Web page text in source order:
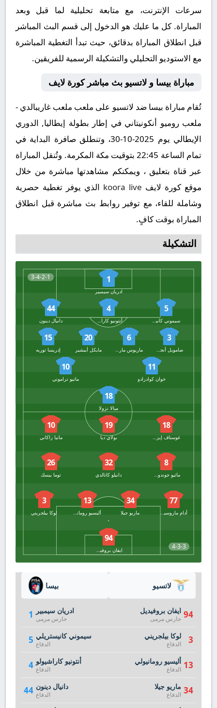
سرعات الإنترنت، مع متابعة تحليلية لما قبل وبعد
المباراة. كل ما عليك هو الدخول إلى قسم البث المباشر
قبل انطلاق المباراة بدقائق، حيث تبدأ التغطية المباشرة
مع الاستوديو التحليلي والتشكيلة الرسمية للفريقين.
مباراة بيسا و لاتسيو بث مباشر كورة لايف
تُقام مباراة بيسا ضد لاتسيو على ملعب ملعب غاريبالدي -
ملعب روميو أنكونيتاني في إطار بطولة إيطاليا, الدوري
الإيطالي يوم 2025-10-30، وتنطلق صافرة البداية في
تمام الساعة 22:45 بتوقيت مكة المكرمة. وتُنقل المباراة
عبر قناة بتعليق ، ويمكنكم مشاهدتها مباشرة من خلال
موقع كورة لايف koora live الذي يوفر تغطية حصرية
وشاملة للقاء، مع توفير روابط بث مباشرة قبل انطلاق
المباراة بوقت كافٍ.
التشكيلة
3-4-2-1 1
ادريان سيمبير
5
سيموني كانيستريلي
4
أنتونيو كاراشيولو
44
دانيال دينون
3
صامويل أنجوري
6
ماريوس مارين
20
مايكل أيبشير
15
إدريسا توريه
11
خوان كوادرادو
10
ماتيو تراموني
18
مبالا نزولا
4-3-3
18
غوستاف إيزاكسن
19
بولاي ديا
10
ماتيا زاكاني
8
ماثيو جوندوزي
32
دانيلو كاتالدي
26
توما بيسك
77
34
ماريو جيلا
13
3
لوكا بيلجريني
94
ايفان بروفيديل
بيسا
1 ادريان سيمبير
حارس مرمى
5 سيموني كانيستريلي
الدفاع
4 أنتونيو كاراشيولو
الدفاع
44 دانيال دينون
الدفاع
لاتسيو
94 ايفان بروفيديل
حارس مرمى
3 لوكا بيلجريني
الدفاع
13 أليسيو رومانيولي
الدفاع
34 ماريو جيلا
الدفاع